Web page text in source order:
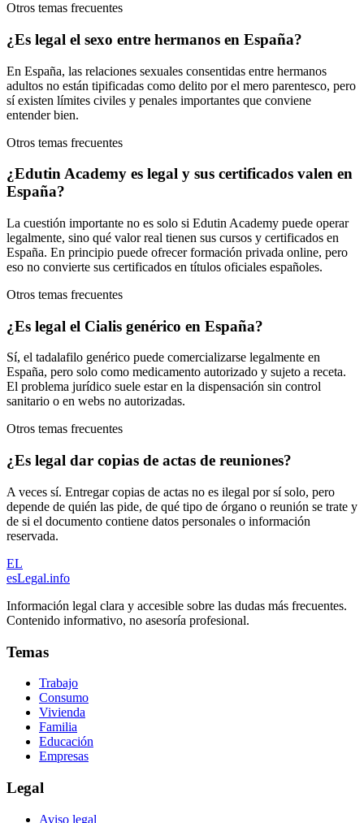
Otros temas frecuentes
¿Es legal el sexo entre hermanos en España?
En España, las relaciones sexuales consentidas entre hermanos
adultos no están tipificadas como delito por el mero parentesco, pero
sí existen límites civiles y penales importantes que conviene
entender bien.
Otros temas frecuentes
¿Edutin Academy es legal y sus certificados valen en
España?
La cuestión importante no es solo si Edutin Academy puede operar
legalmente, sino qué valor real tienen sus cursos y certificados en
España. En principio puede ofrecer formación privada online, pero
eso no convierte sus certificados en títulos oficiales españoles.
Otros temas frecuentes
¿Es legal el Cialis genérico en España?
Sí, el tadalafilo genérico puede comercializarse legalmente en
España, pero solo como medicamento autorizado y sujeto a receta.
El problema jurídico suele estar en la dispensación sin control
sanitario o en webs no autorizadas.
Otros temas frecuentes
¿Es legal dar copias de actas de reuniones?
A veces sí. Entregar copias de actas no es ilegal por sí solo, pero
depende de quién las pide, de qué tipo de órgano o reunión se trate y
de si el documento contiene datos personales o información
reservada.
EL
esLegal.info
Información legal clara y accesible sobre las dudas más frecuentes.
Contenido informativo, no asesoría profesional.
Temas
Trabajo
Consumo
Vivienda
Familia
Educación
Empresas
Legal
Aviso legal